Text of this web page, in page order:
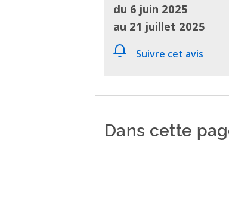
du 6 juin 2025
au 21 juillet 2025
Suivre cet avis
Dans cette